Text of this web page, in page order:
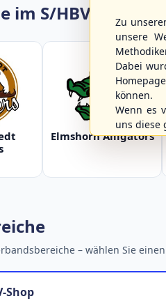
im S/HBV
Elmshorn Alligators
– wählen Sie
Shop
Zu
unsere
Dabei
können.
Wenn es
uns diese